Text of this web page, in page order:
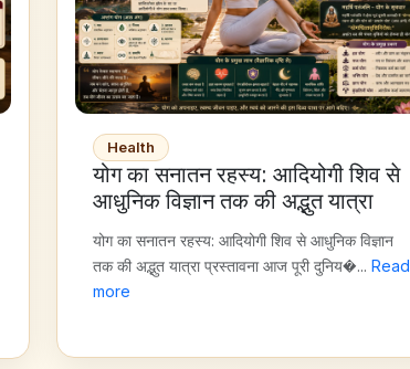
Health
योग का सनातन रहस्य: आदियोगी शिव से
आधुनिक विज्ञान तक की अद्भुत यात्रा
योग का सनातन रहस्य: आदियोगी शिव से आधुनिक विज्ञान
तक की अद्भुत यात्रा प्रस्तावना आज पूरी दुनिय�... Read
more